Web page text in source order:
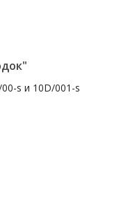
s и 10D/001-s